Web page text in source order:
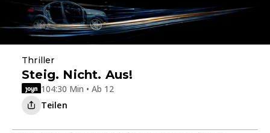
Thriller
Steig. Nicht. Aus!
104:30 Min • Ab 12
Teilen